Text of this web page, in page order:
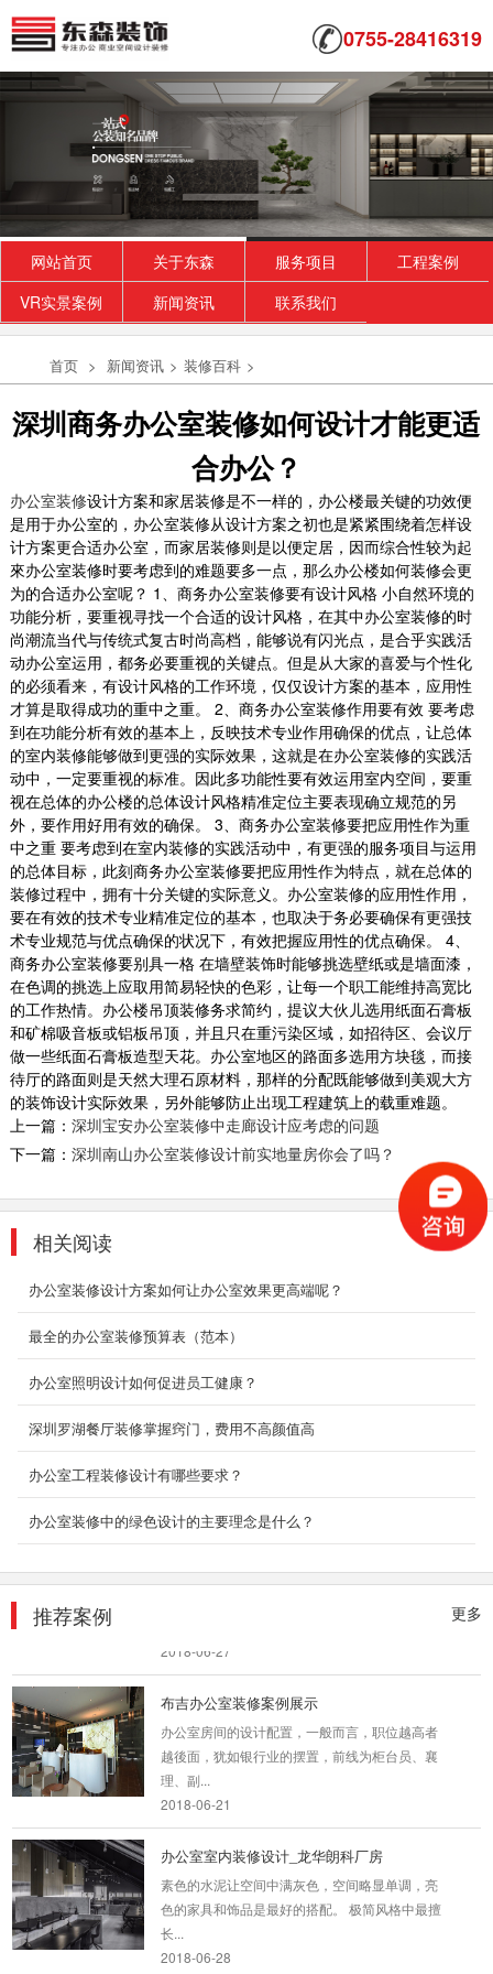
0755-28416319
网站首页 关于东森 服务项目
工程案例
VR实景案例
新闻资讯 联系我们
首页 > 新闻资讯 > 装修百科 >
深圳商务办公室装修如何设计才能更适
合办公？
办公室装修设计方案和家居装修是不一样的，办公楼最关键的功效便
是用于办公室的，办公室装修从设计方案之初也是紧紧围绕着怎样设
计方案更合适办公室，而家居装修则是以便定居，因而综合性较为起
來办公室装修时要考虑到的难题要多一点，那么办公楼如何装修会更
为的合适办公室呢？ 1、商务办公室装修要有设计风格 小自然环境的
功能分析，要重视寻找一个合适的设计风格，在其中办公室装修的时
尚潮流当代与传统式复古时尚高档，能够说有闪光点，是合乎实践活
动办公室运用，都务必要重视的关键点。但是从大家的喜爱与个性化
的必须看来，有设计风格的工作环境，仅仅设计方案的基本，应用性
才算是取得成功的重中之重。 2、商务办公室装修作用要有效 要考虑
到在功能分析有效的基本上，反映技术专业作用确保的优点，让总体
的室内装修能够做到更强的实际效果，这就是在办公室装修的实践活
动中，一定要重视的标准。因此多功能性要有效运用室内空间，要重
视在总体的办公楼的总体设计风格精准定位主要表现确立规范的另
外，要作用好用有效的确保。 3、商务办公室装修要把应用性作为重
中之重 要考虑到在室内装修的实践活动中，有更强的服务项目与运用
的总体目标，此刻商务办公室装修要把应用性作为特点，就在总体的
装修过程中，拥有十分关键的实际意义。办公室装修的应用性作用，
要在有效的技术专业精准定位的基本，也取决于务必要确保有更强技
术专业规范与优点确保的状况下，有效把握应用性的优点确保。 4、
商务办公室装修要别具一格 在墙壁装饰时能够挑选壁纸或是墙面漆，
在色调的挑选上应取用简易轻快的色彩，让每一个职工能维持高宽比
的工作热情。办公楼吊顶装修务求简约，提议大伙儿选用纸面石膏板
和矿棉吸音板或铝板吊顶，并且只在重污染区域，如招待区、会议厅
做一些纸面石膏板造型天花。办公室地区的路面多选用方块毯，而接
待厅的路面则是天然大理石原材料，那样的分配既能够做到美观大方
的装饰设计实际效果，另外能够防止出现工程建筑上的载重难题。
上一篇： 深圳宝安办公室装修中走廊设计应考虑的问题
下一篇： 深圳南山办公室装修设计前实地量房你会了吗？
相关阅读
办公室装修设计方案如何让办公室效果更高端呢？
最全的办公室装修预算表（范本）
办公室照明设计如何促进员工健康？
深圳罗湖餐厅装修掌握窍门，费用不高颜值高
办公室工程装修设计有哪些要求？
办公室装修中的绿色设计的主要理念是什么？
更多
推荐案例
酒店企业厂房装修
厂房装修最主要的是合理的布局 布局是厂房装修
首要的要素，只有布局合理了才会减少了空间
的...
2018-07-30
互联网公司装修装饰
办公室是为处理一种特定事务的地方或提供服务
的地方，而办公室装修设计则能恰到好处的突出
公司、企业文...
2018-06-27
办公室装修设计效果
办公室是为处理一种特定事务的地方或提供服务
的地方，而办公室装修设计则能恰到好处的突出
公司、企业文...
的地方，而办公室装修设计则能恰到好处的突出
公司、企业文...
2018-06-27
厂房装修设计案例展示
2、主流装饰公司：加盟类的品牌公司，越来越
多，他们一般管理有固定的流程，主材有自己的
联盟品牌。 ...
互联网企业办公室装修
办公室是为处理一种特定事务的地方或提供服务
布吉办公室装修案例展示
办公室房间的设计配置，一般而言，职位越高者
越後面，犹如银行业的摆置，前线为柜台员、襄
理、副...
2018-06-21
办公室室内装修设计_龙华朗科厂房
素色的水泥让空间中满灰色，空间略显单调，亮
色的家具和饰品是最好的搭配。 极简风格中最擅
长...
2018-06-28